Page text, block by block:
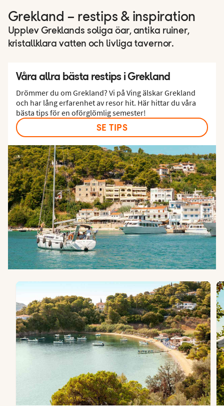
Grekland – restips & inspiration
Upplev Greklands soliga öar, antika ruiner,
kristallklara vatten och livliga tavernor.
Våra allra bästa restips i Grekland
Drömmer du om Grekland? Vi på Ving älskar Grekland
och har lång erfarenhet av resor hit. Här hittar du våra
bästa tips för en oförglömlig semester!
SE TIPS